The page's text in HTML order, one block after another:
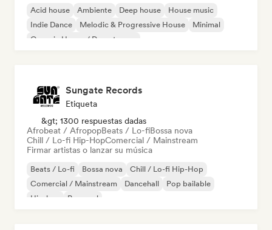
Acid house Ambiente Deep house
House music
Indie Dance
Melodic & Progressive House
Minimal
Organic House / Downtempo
Sungate Records
Etiqueta
&gt; 1300 respuestas dadas
Afrobeat / AfropopBeats / Lo-fiBossa nova
Chill / Lo-fi Hip-HopComercial / Mainstream
Firmar artistas o lanzar su música
Beats / Lo-fi Bossa nova
Chill / Lo-fi Hip-Hop
Comercial / Mainstream
Dancehall
Pop bailable
Hip-hop
Pop soul